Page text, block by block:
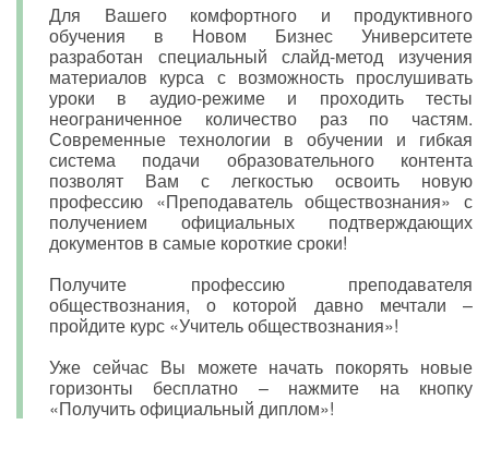
Для Вашего комфортного и продуктивного
обучения в Новом Бизнес Университете
разработан специальный слайд-метод изучения
материалов курса с возможность прослушивать
уроки в аудио-режиме и проходить тесты
неограниченное количество раз по частям.
Современные технологии в обучении и гибкая
система подачи образовательного контента
позволят Вам с легкостью освоить новую
профессию «Преподаватель обществознания» с
получением официальных подтверждающих
документов в самые короткие сроки!
Получите профессию преподавателя
обществознания, о которой давно мечтали –
пройдите курс «Учитель обществознания»!
Уже сейчас Вы можете начать покорять новые
горизонты бесплатно – нажмите на кнопку
«Получить официальный диплом»!